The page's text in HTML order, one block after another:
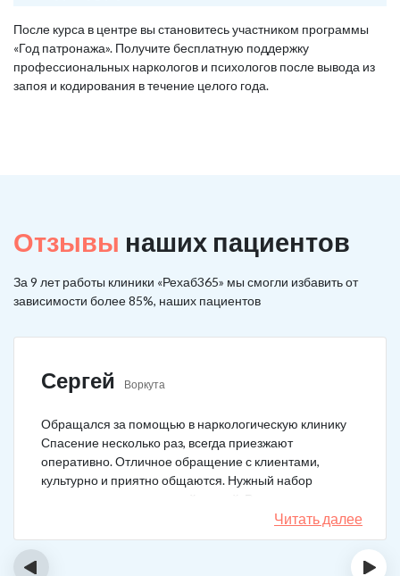
После курса в центре вы становитесь участником программы
«Год патронажа». Получите бесплатную поддержку
профессиональных наркологов и психологов после вывода из
запоя и кодирования в течение целого года.
Отзывы наших пациентов
За 9 лет работы клиники «Рехаб365» мы смогли избавить от
зависимости более 85%, наших пациентов
Сергей Воркута
Обращался за помощью в наркологическую клинику
Спасение несколько раз, всегда приезжают
оперативно. Отличное обращение с клиентами,
культурно и приятно общаются. Нужный набор
медикаментов под каждый случай. Разное состояние,
Читать далее
‹ ›